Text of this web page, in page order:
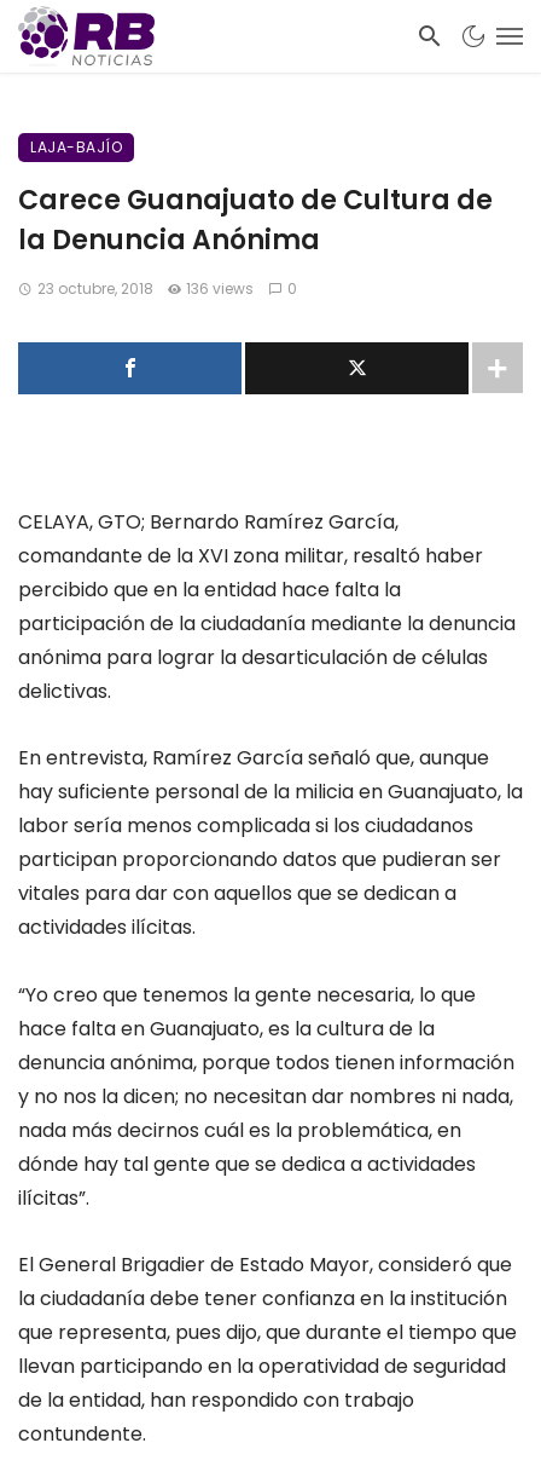
LAJA-BAJÍO
Carece Guanajuato de Cultura de
la Denuncia Anónima
23 octubre, 2018 136 views 0
CELAYA, GTO; Bernardo Ramírez García,
comandante de la XVI zona militar, resaltó haber
percibido que en la entidad hace falta la
participación de la ciudadanía mediante la denuncia
anónima para lograr la desarticulación de células
delictivas.
En entrevista, Ramírez García señaló que, aunque
hay suficiente personal de la milicia en Guanajuato, la
labor sería menos complicada si los ciudadanos
participan proporcionando datos que pudieran ser
vitales para dar con aquellos que se dedican a
actividades ilícitas.
“Yo creo que tenemos la gente necesaria, lo que
hace falta en Guanajuato, es la cultura de la
denuncia anónima, porque todos tienen información
y no nos la dicen; no necesitan dar nombres ni nada,
nada más decirnos cuál es la problemática, en
dónde hay tal gente que se dedica a actividades
ilícitas”.
El General Brigadier de Estado Mayor, consideró que
la ciudadanía debe tener confianza en la institución
que representa, pues dijo, que durante el tiempo que
llevan participando en la operatividad de seguridad
de la entidad, han respondido con trabajo
contundente.